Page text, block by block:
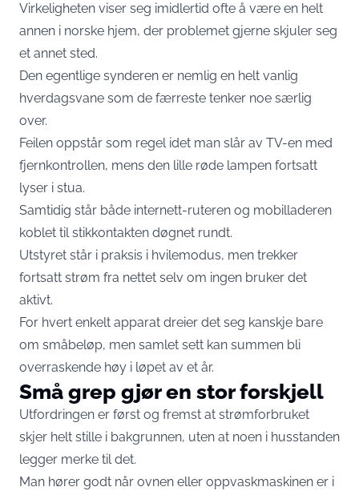
Virkeligheten viser seg imidlertid ofte å være en helt
annen i norske hjem, der problemet gjerne skjuler seg
et annet sted.
Den egentlige synderen er nemlig en helt vanlig
hverdagsvane som de færreste tenker noe særlig
over.
Feilen oppstår som regel idet man slår av TV-en med
fjernkontrollen, mens den lille røde lampen fortsatt
lyser i stua.
Samtidig står både internett-ruteren og mobilladeren
koblet til stikkontakten døgnet rundt.
Utstyret står i praksis i hvilemodus, men trekker
fortsatt strøm fra nettet selv om ingen bruker det
aktivt.
For hvert enkelt apparat dreier det seg kanskje bare
om småbeløp, men samlet sett kan summen bli
overraskende høy i løpet av et år.
Små grep gjør en stor forskjell
Utfordringen er først og fremst at strømforbruket
skjer helt stille i bakgrunnen, uten at noen i husstanden
legger merke til det.
Man hører godt når ovnen eller oppvaskmaskinen er i